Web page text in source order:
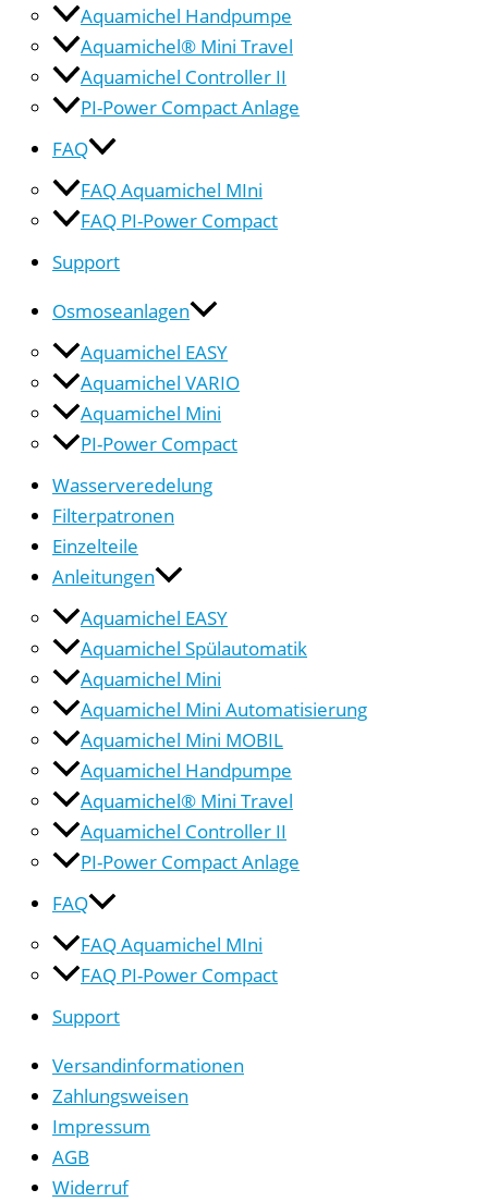
Aquamichel Handpumpe
Aquamichel® Mini Travel
Aquamichel Controller II
PI-Power Compact Anlage
FAQ
FAQ Aquamichel MIni
FAQ PI-Power Compact
Support
Osmoseanlagen
Aquamichel EASY
Aquamichel VARIO
Aquamichel Mini
PI-Power Compact
Wasserveredelung
Filterpatronen
Einzelteile
Anleitungen
Aquamichel EASY
Aquamichel Spülautomatik
Aquamichel Mini
Aquamichel Mini Automatisierung
Aquamichel Mini MOBIL
Aquamichel Handpumpe
Aquamichel® Mini Travel
Aquamichel Controller II
PI-Power Compact Anlage
FAQ
FAQ Aquamichel MIni
FAQ PI-Power Compact
Support
Versandinformationen
Zahlungsweisen
Impressum
AGB
Widerruf